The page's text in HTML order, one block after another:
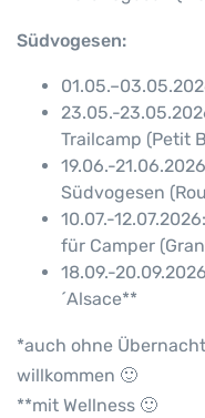
Südvogesen:
23.05.-
Trailcamp (Petit
19.06.-
Südvogesen
10.07.-
für Camper
18.09.-
´Alsace**
*auch ohne
willkommen 🙂
**mit Wellness 🙂